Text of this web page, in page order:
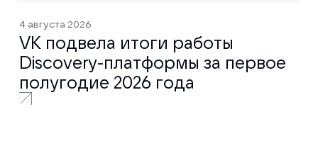
4 августа 2026
VK подвела итоги работы
Discovery-платформы за первое
полугодие 2026 года